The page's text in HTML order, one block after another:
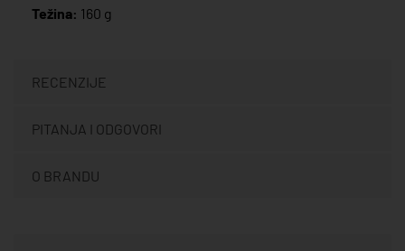
Težina: 160 g
RECENZIJE
PITANJA I ODGOVORI
O BRANDU